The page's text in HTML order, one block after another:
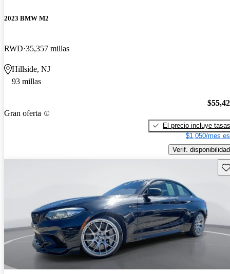
2023 BMW M2
RWD 35,357 millas
Hillside, NJ
93 millas
Gran oferta
El precio incluye tasas
$1,050/mes
Verif. disponibilidad